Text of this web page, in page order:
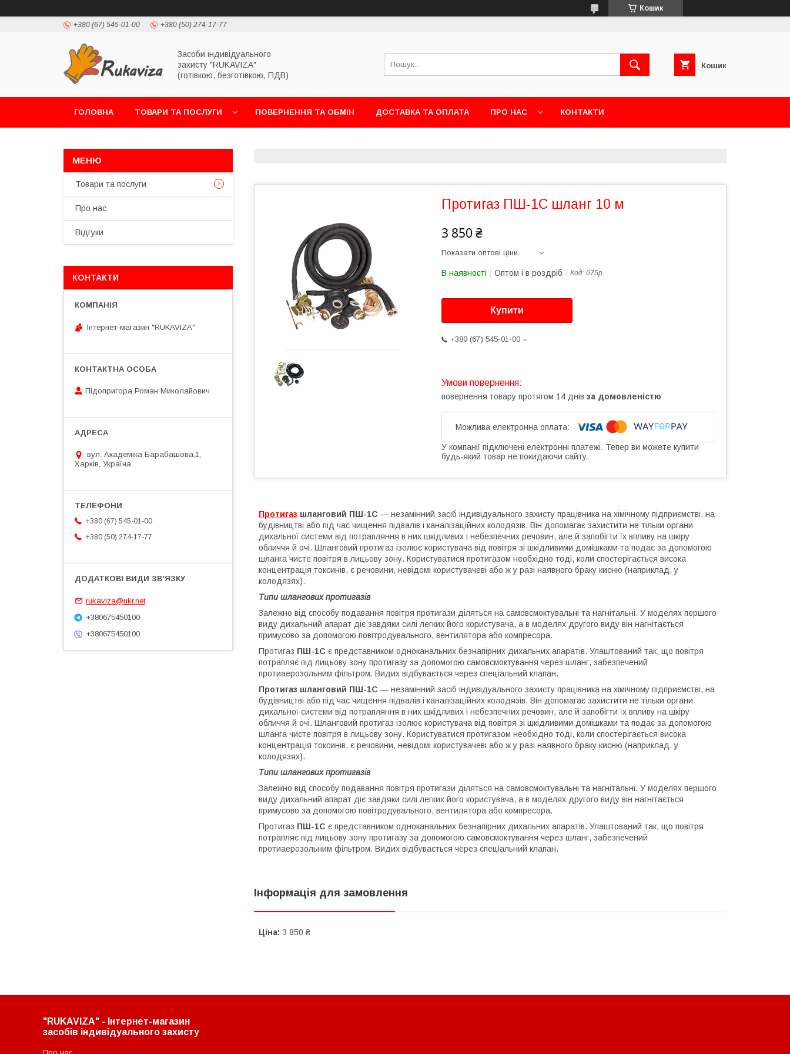
Кошик
+380 (67) 545-01-00 +380 (50) 274-17-77
Засоби індивідуального
захисту "RUKAVIZA"
(готівкою, безготівкою, ПДВ)
Кошик
ГОЛОВНА ТОВАРИ ТА ПОСЛУГИ ПОВЕРНЕННЯ ТА ОБМІН ДОСТАВКА ТА ОПЛАТА ПРО НАС КОНТАКТИ
Протигаз ПШ-1С шланг 10 м
3 850 ₴
Показати оптові ціни
В наявності Оптом і в роздріб Код: 075p
Купити
+380 (67) 545-01-00
повернення товару протягом 14 днів за домовленістю
У компанії підключені електронні платежі. Тепер ви можете купити
будь-який товар не покидаючи сайту.
Протигаз шланговий ПШ-1С — незамінний засіб індивідуального захисту працівника на хімічному підприємстві, на
будівництві або під час чищення підвалів і каналізаційних колодязів. Він допомагає захистити не тільки органи
дихальної системи від потрапляння в них шкідливих і небезпечних речовин, але й запобігти їх впливу на шкіру
обличчя й очі. Шланговий протигаз ізолює користувача від повітря зі шкідливими домішками та подає за допомогою
шланга чисте повітря в лицьову зону. Користуватися протигазом необхідно тоді, коли спостерігається висока
концентрація токсинів, є речовини, невідомі користувачеві або ж у разі наявного браку кисню (наприклад, у
колодязях).
Типи шлангових протигазів
Залежно від способу подавання повітря протигази діляться на самовсмоктувальні та нагнітальні. У моделях першого
виду дихальний апарат діє завдяки силі легких його користувача, а в моделях другого виду він нагнітається
примусово за допомогою повітродувального, вентилятора або компресора.
Протигаз ПШ-1С є представником одноканальних безнапірних дихальних апаратів. Улаштований так, що повітря
потрапляє під лицьову зону протигазу за допомогою самовсмоктування через шланг, забезпечений
протиаерозольним фільтром. Видих відбувається через спеціальний клапан.
Протигаз шланговий ПШ-1С — незамінний засіб індивідуального захисту працівника на хімічному підприємстві, на
будівництві або під час чищення підвалів і каналізаційних колодязів. Він допомагає захистити не тільки органи
дихальної системи від потрапляння в них шкідливих і небезпечних речовин, але й запобігти їх впливу на шкіру
обличчя й очі. Шланговий протигаз ізолює користувача від повітря зі шкідливими домішками та подає за допомогою
шланга чисте повітря в лицьову зону. Користуватися протигазом необхідно тоді, коли спостерігається висока
концентрація токсинів, є речовини, невідомі користувачеві або ж у разі наявного браку кисню (наприклад, у
колодязях).
Типи шлангових протигазів
Залежно від способу подавання повітря протигази діляться на самовсмоктувальні та нагнітальні. У моделях першого
виду дихальний апарат діє завдяки силі легких його користувача, а в моделях другого виду він нагнітається
примусово за допомогою повітродувального, вентилятора або компресора.
Протигаз ПШ-1С є представником одноканальних безнапірних дихальних апаратів. Улаштований так, що повітря
потрапляє під лицьову зону протигазу за допомогою самовсмоктування через шланг, забезпечений
протиаерозольним фільтром. Видих відбувається через спеціальний клапан.
Інформація для замовлення
Ціна: 3 850 ₴
Товари та послуги
Про нас
Відгуки
КОНТАКТИ
Інтернет-магазин "RUKAVIZA"
Підопригора Роман Миколайович
вул. Академіка Барабашова,1,
Харків, Україна
+380 (67) 545-01-00
+380 (50) 274-17-77
rukaviza@ukr.net
+380675450100
+380675450100
"RUKAVIZA" - Інтернет-магазин
засобів індивідуального захисту